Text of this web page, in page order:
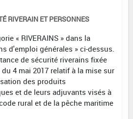
RIVERAIN ET PERSONNES
« RIVERAINS » dans la
d'emploi générales » ci-dessus.
de sécurité riverains fixée
4 mai 2017 relatif à la mise sur
des produits
et de leurs adjuvants visés à
rural et de la pêche maritime